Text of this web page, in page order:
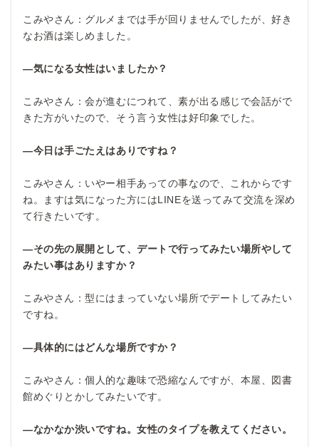
こみやさん：グルメまでは手が回りませんでしたが、好き
なお酒は楽しめました。
―気になる女性はいましたか？
こみやさん：会が進むにつれて、素が出る感じで会話がで
きた方がいたので、そう言う女性は好印象でした。
―今日は手ごたえはありですね？
こみやさん：いやー相手あっての事なので、これからです
ね。ますは気になった方にはLINEを送ってみて交流を深め
て行きたいです。
―その先の展開として、デートで行ってみたい場所やして
みたい事はありますか？
こみやさん：型にはまっていない場所でデートしてみたい
ですね。
―具体的にはどんな場所ですか？
こみやさん：個人的な趣味で恐縮なんですが、本屋、図書
館めぐりとかしてみたいです。
―なかなか渋いですね。女性のタイプを教えてください。